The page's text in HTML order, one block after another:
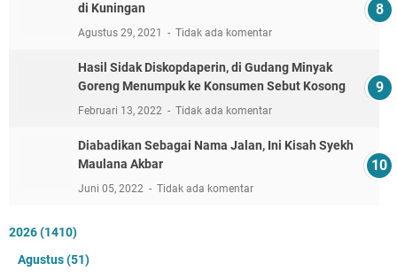
di Kuningan
Agustus 29, 2021 Tidak ada komentar
Hasil Sidak Diskopdaperin, di Gudang Minyak
Goreng Menumpuk ke Konsumen Sebut Kosong
Februari 13, 2022 Tidak ada komentar
Diabadikan Sebagai Nama Jalan, Ini Kisah Syekh
Maulana Akbar
Juni 05, 2022 Tidak ada komentar
2026(1410)
Agustus(51)